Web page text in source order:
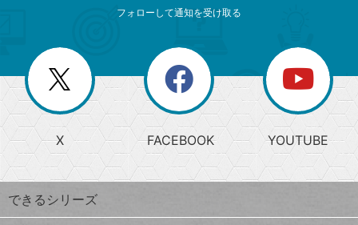
じ
る
search
検
索
上
昇
ワ
ー
ド
閉
じ
る
ー
か
ら
探
す
フォローして通知を受け取る
X FACEBOOK YOUTUBE
できるシリーズ